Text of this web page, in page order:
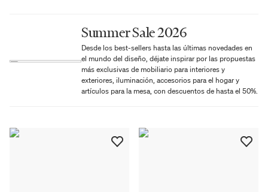
Summer Sale 2026
Desde los best-sellers hasta las últimas novedades en
el mundo del diseño, déjate inspirar por las propuestas
más exclusivas de mobiliario para interiores y
exteriores, iluminación, accesorios para el hogar y
artículos para la mesa, con descuentos de hasta el 50%.